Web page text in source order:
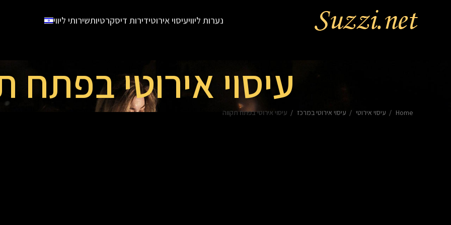
נערות ליוויעיסוי אירוטידירות דיסקרטיותשירותי ליווי
עיסוי אירוטי בפתח
Home עיסוי אירוטי עיסוי אירוטי במרכז עיסוי אירוטי בפתח תקווה